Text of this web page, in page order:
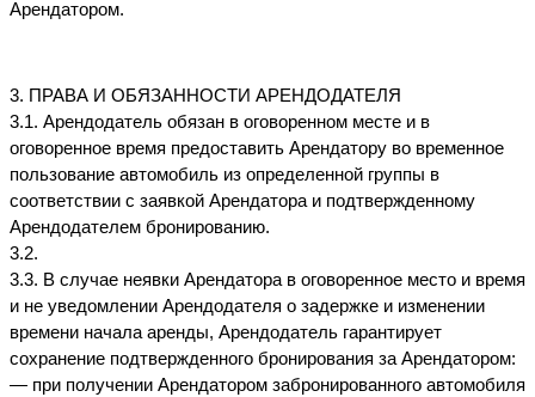
Арендатором.
3. ПРАВА И ОБЯЗАННОСТИ АРЕНДОДАТЕЛЯ
3.1. Арендодатель обязан в оговоренном месте и в
оговоренное время предоставить Арендатору во временное
пользование автомобиль из определенной группы в
соответствии с заявкой Арендатора и подтвержденному
Арендодателем бронированию.
3.2.
3.3. В случае неявки Арендатора в оговоренное место и время
и не уведомлении Арендодателя о задержке и изменении
времени начала аренды, Арендодатель гарантирует
сохранение подтвержденного бронирования за Арендатором:
— при получении Арендатором забронированного автомобиля